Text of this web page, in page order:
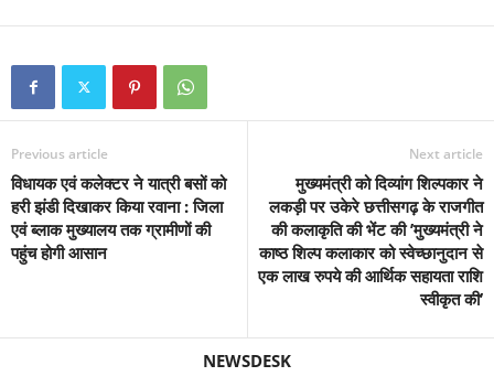
Previous article
विधायक एवं कलेक्टर ने यात्री बसों को
हरी झंडी दिखाकर किया रवाना : जिला
एवं ब्लाक मुख्यालय तक ग्रामीणों की
पहुंच होगी आसान
Next article
मुख्यमंत्री को दिव्यांग शिल्पकार ने
लकड़ी पर उकेरे छत्तीसगढ़ के राजगीत
की कलाकृति की भेंट की ’मुख्यमंत्री ने
काष्ठ शिल्प कलाकार को स्वेच्छानुदान से
एक लाख रुपये की आर्थिक सहायता राशि
स्वीकृत की’
NEWSDESK